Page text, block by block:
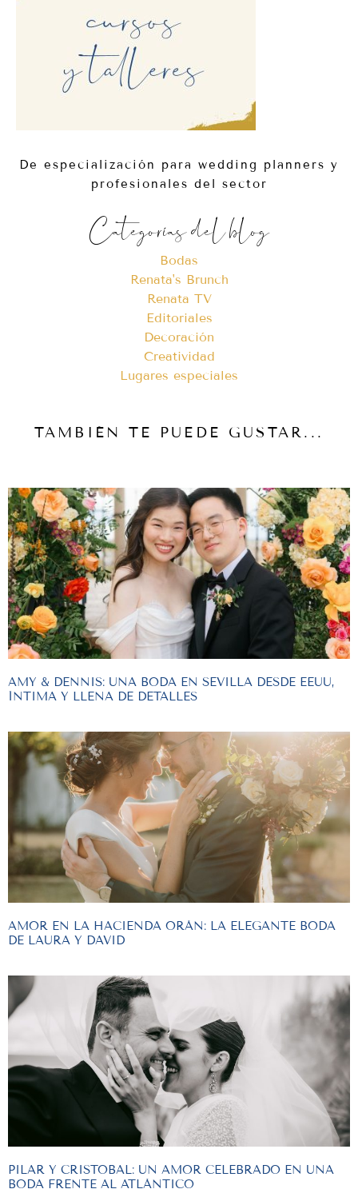
De especialización para wedding planners y
profesionales del sector
Categorías del blog
Bodas
Renata's Brunch
Renata TV
Editoriales
Decoración
Creatividad
Lugares especiales
TAMBIÉN TE PUEDE GUSTAR...
AMY & DENNIS: UNA BODA EN SEVILLA DESDE EEUU,
ÍNTIMA Y LLENA DE DETALLES
AMOR EN LA HACIENDA ORÁN: LA ELEGANTE BODA
DE LAURA Y DAVID
PILAR Y CRISTOBAL: UN AMOR CELEBRADO EN UNA
BODA FRENTE AL ATLÁNTICO